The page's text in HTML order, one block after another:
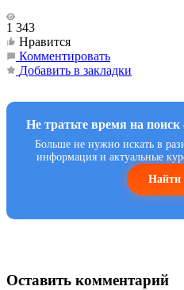
1 343
Нравится
Комментировать
Добавить в закладки
Не тратьте время на
Больше не нужно искать в
информация и актуальные
Найти
Оставить комментарий